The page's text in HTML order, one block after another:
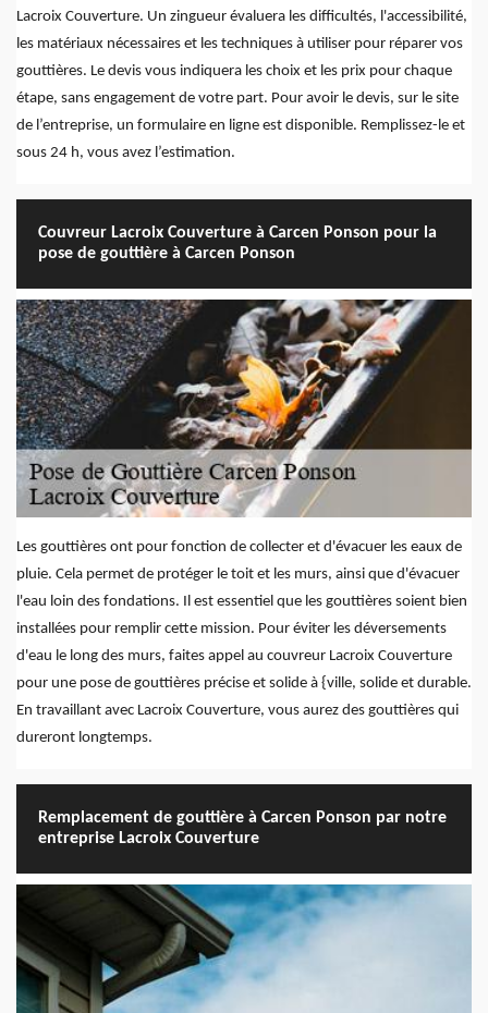
Lacroix Couverture. Un zingueur évaluera les difficultés, l'accessibilité,
les matériaux nécessaires et les techniques à utiliser pour réparer vos
gouttières. Le devis vous indiquera les choix et les prix pour chaque
étape, sans engagement de votre part. Pour avoir le devis, sur le site
de l’entreprise, un formulaire en ligne est disponible. Remplissez-le et
sous 24 h, vous avez l’estimation.
Couvreur Lacroix Couverture à Carcen Ponson pour la
pose de gouttière à Carcen Ponson
Les gouttières ont pour fonction de collecter et d'évacuer les eaux de
pluie. Cela permet de protéger le toit et les murs, ainsi que d'évacuer
l'eau loin des fondations. Il est essentiel que les gouttières soient bien
installées pour remplir cette mission. Pour éviter les déversements
d'eau le long des murs, faites appel au couvreur Lacroix Couverture
pour une pose de gouttières précise et solide à {ville, solide et durable.
En travaillant avec Lacroix Couverture, vous aurez des gouttières qui
dureront longtemps.
Remplacement de gouttière à Carcen Ponson par notre
entreprise Lacroix Couverture